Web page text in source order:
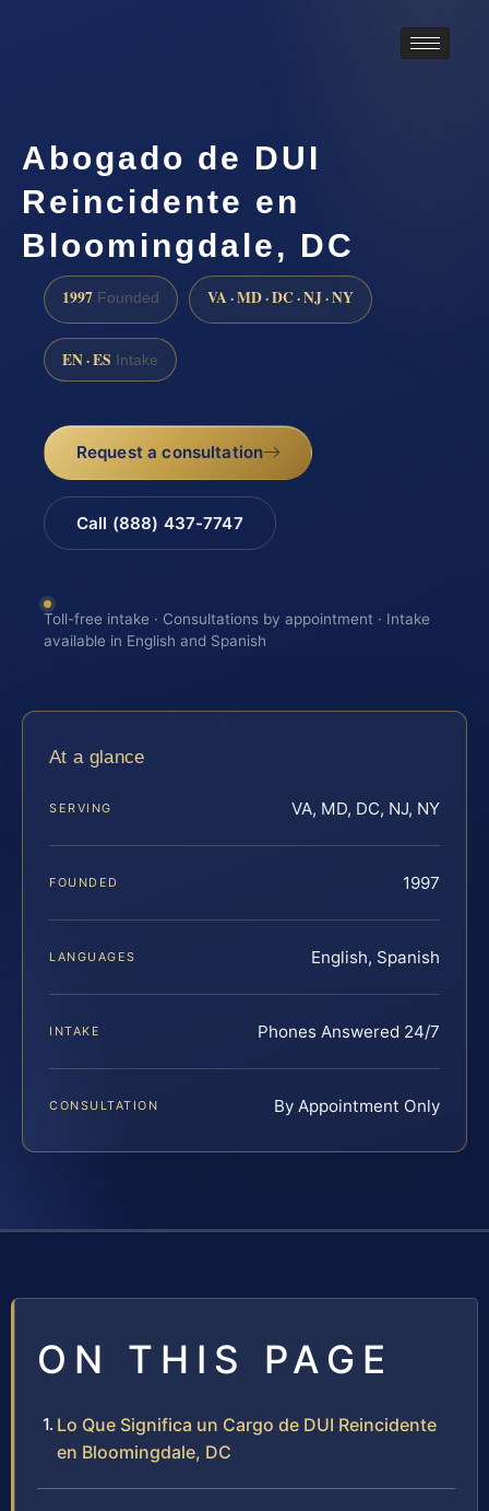
Abogado de DUI
Reincidente en
Bloomingdale, DC
1997 Founded VA · MD · DC · NJ · NY
EN · ES Intake
Request a consultation
Call (888) 437-7747
Toll-free intake · Consultations by appointment · Intake
available in English and Spanish
At a glance
SERVING VA, MD, DC, NJ, NY
FOUNDED 1997
LANGUAGES English, Spanish
INTAKE Phones Answered 24/7
CONSULTATION By Appointment Only
ON THIS PAGE
Lo Que Significa un Cargo de DUI Reincidente
en Bloomingdale, DC